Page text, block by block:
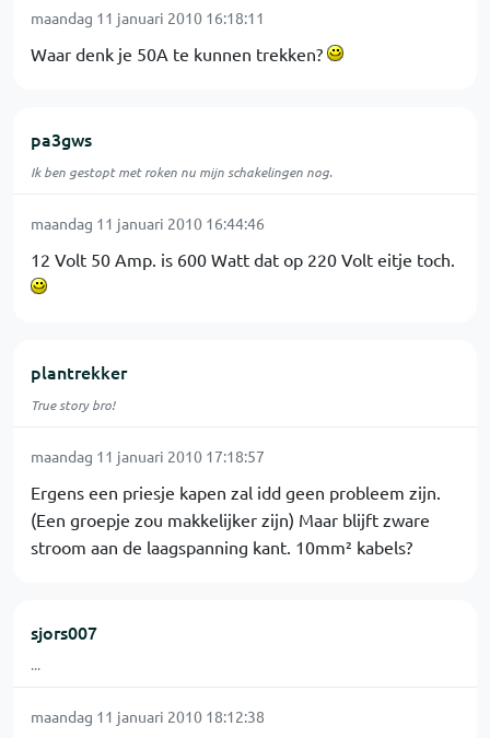
maandag 11 januari 2010 16:18:11
Waar denk je 50A te kunnen trekken?
pa3gws
Ik ben gestopt met roken nu mijn schakelingen nog.
maandag 11 januari 2010 16:44:46
12 Volt 50 Amp. is 600 Watt dat op 220 Volt eitje toch.
plantrekker
True story bro!
maandag 11 januari 2010 17:18:57
Ergens een priesje kapen zal idd geen probleem zijn.
(Een groepje zou makkelijker zijn) Maar blijft zware
stroom aan de laagspanning kant. 10mm² kabels?
sjors007
...
maandag 11 januari 2010 18:12:38